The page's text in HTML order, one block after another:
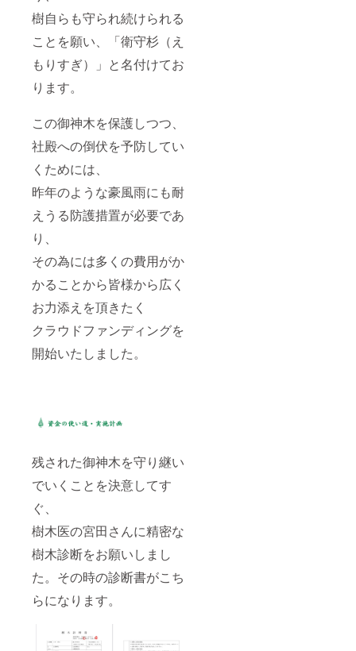
樹自らも守られ続けられる
ことを願い、「衛守杉（え
もりすぎ）」と名付けてお
ります。
この御神木を保護しつつ、
社殿への倒伏を予防してい
くためには、
昨年のような豪風雨にも耐
えうる防護措置が必要であ
り、
その為には多くの費用がか
かることから皆様から広く
お力添えを頂きたく
クラウドファンディングを
開始いたしました。
残された御神木を守り継い
でいくことを決意してす
ぐ、
樹木医の宮田さんに精密な
樹木診断をお願いしまし
た。その時の診断書がこち
らになります。